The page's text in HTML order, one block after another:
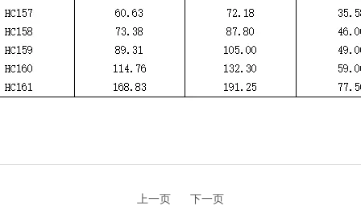
上一页 下一页